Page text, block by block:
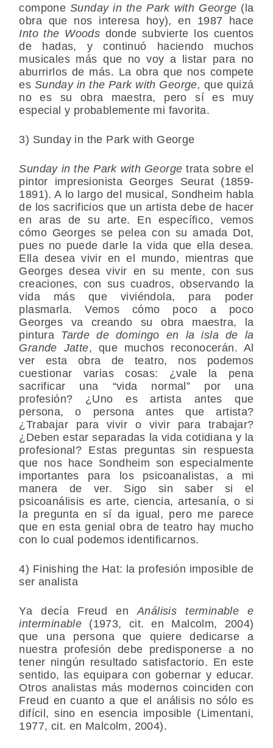
componeSunday in the Park with George (la
obra que nos interesa hoy), en 1987 hace
Into the Woods donde subvierte los cuentos
de hadas, y continuó haciendo muchos
musicales más que no voy a listar para no
aburrirlos de más. La obra que nos compete
es Sunday in the Park with George, que quizá
no es su obra maestra, pero sí es muy
especial y probablemente mi favorita.
3) Sunday in the Park with George
Sunday in the Park with Georgetrata sobre el
pintor impresionista Georges Seurat (1859-
1891). A lo largo del musical, Sondheim habla
de los sacrificios que un artista debe de hacer
en aras de su arte. En específico, vemos
cómo Georges se pelea con su amada Dot,
pues no puede darle la vida que ella desea.
Ella desea vivir en el mundo, mientras que
Georges desea vivir en su mente, con sus
creaciones, con sus cuadros, observando la
vida más que viviéndola, para poder
plasmarla. Vemos cómo poco a poco
Georges va creando su obra maestra, la
pintura Tarde de domingo en la isla de la
Grande Jatte, que muchos reconocerán. Al
ver esta obra de teatro, nos podemos
cuestionar varias cosas: ¿vale la pena
sacrificar una “vida normal” por una
profesión? ¿Uno es artista antes que
persona, o persona antes que artista?
¿Trabajar para vivir o vivir para trabajar?
¿Deben estar separadas la vida cotidiana y la
profesional? Estas preguntas sin respuesta
que nos hace Sondheim son especialmente
importantes para los psicoanalistas, a mi
manera de ver. Sigo sin saber si el
psicoanálisis es arte, ciencia, artesanía, o si
la pregunta en sí da igual, pero me parece
que en esta genial obra de teatro hay mucho
con lo cual podemos identificarnos.
4) Finishing the Hat: la profesión imposible de
ser analista
Ya decía Freud enAnálisis terminable e
interminable (1973, cit. en Malcolm, 2004)
que una persona que quiere dedicarse a
nuestra profesión debe predisponerse a no
tener ningún resultado satisfactorio. En este
sentido, las equipara con gobernar y educar.
Otros analistas más modernos coinciden con
Freud en cuanto a que el análisis no sólo es
difícil, sino en esencia imposible (Limentani,
1977, cit. en Malcolm, 2004).